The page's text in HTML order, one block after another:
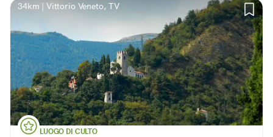
34km | Vittorio Veneto, TV
LUOGO DI CULTO